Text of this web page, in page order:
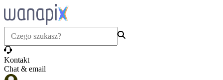
Kontakt
Chat & email